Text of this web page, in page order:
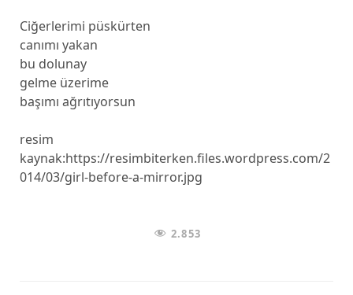
Ciğerlerimi püskürten
canımı yakan
bu dolunay
gelme üzerime
başımı ağrıtıyorsun
resim
kaynak:https://resimbiterken.files.wordpress.com/2
014/03/girl-before-a-mirror.jpg
2.853